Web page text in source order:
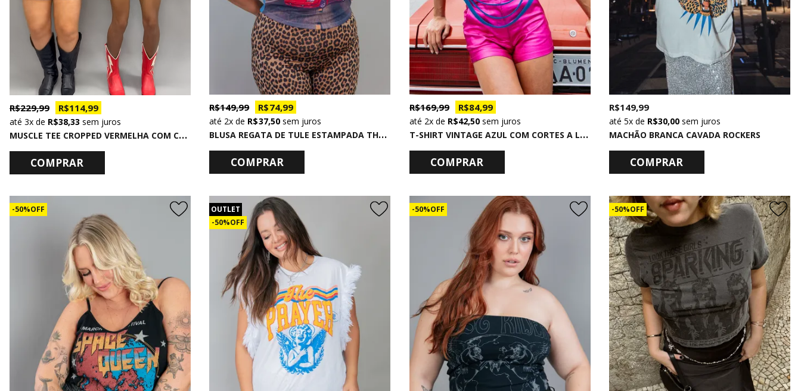
M
USCLE TEE CROPPED VERMELHA COM CORRENTES SUPERSTAR
R$ 229,99 R$ 114,99
3xde R$ 38,33 sem juros
COMPRAR
B
LUSA REGATA DE TULE ESTAMPADA THE WORLD
R$ 149,99 R$ 74,99
2x de R$ 37,50sem juros
COMPRAR
T
-SHIRT VINTAGE AZUL COM CORTES A LASER RULER
R$ 169,99 R$ 84,99
2xde R$ 42,50 sem juros
COMPRAR
MACHÃO BRANCA CAVADA ROCKERS
R$ 149,99
5xde R$ 30,00 sem juros
COMPRAR
50% OFF
OUTLET
50% OFF
50% OFF 50% OFF